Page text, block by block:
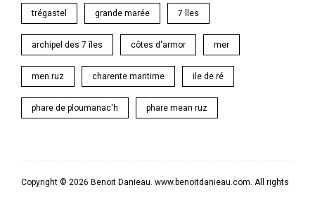
trégastel grande marée 7 îles
archipel des 7 îles côtes d'armor mer
men ruz charente maritime ile de ré
phare de ploumanac'h phare mean ruz
Copyright © 2026 Benoit Danieau. www.benoitdanieau.com. All rights